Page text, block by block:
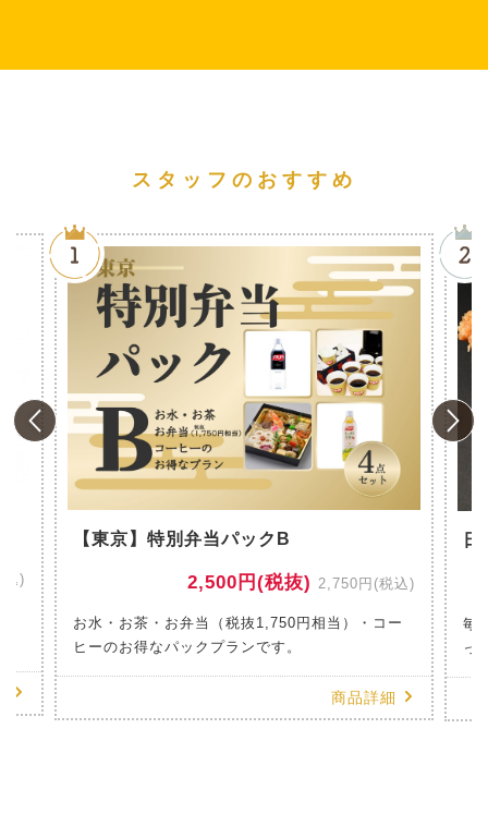
スタッフのおすすめ
込)
【東京】特別弁当パックB
2,500円(税抜) 2,750円(税込)
お水・お茶・お弁当（税抜1,750円相当）・コー
ヒーのお得なパックプランです。
商品詳細
毎
っ